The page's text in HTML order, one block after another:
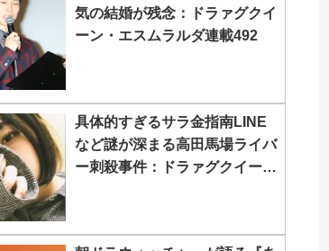
気の結婚が残念：ドラァグクイ
ーン・エスムラルダ連載492
具体的すぎるサラ金指南LINE
など謎が深まる高田馬場ライバ
ー刺殺事件：ドラァグクイー